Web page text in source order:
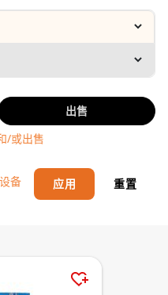
出售
/或出售
备 应用 重置